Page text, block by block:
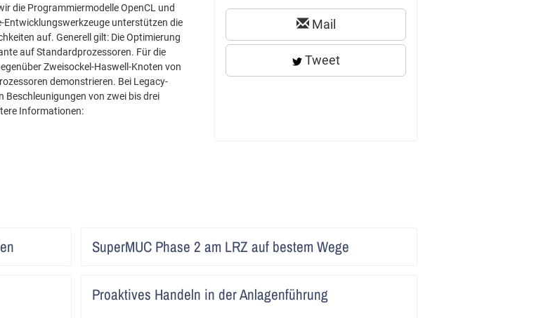
die Programmiermodelle OpenCL und
unterstützen die
auf. Generell gilt: Die Optimierung
auf Standardprozessoren. Für die
Zweisockel-Haswell-Knoten von
demonstrieren. Bei Legacy-
Beschleunigungen von zwei bis drei
Informationen:
Mail
Tweet
SuperMUC Phase 2 am LRZ auf bestem Wege
Proaktives Handeln in der Anlagenführung